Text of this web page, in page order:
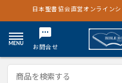
日本聖書協会直営オンライン
textsms
お問合せ